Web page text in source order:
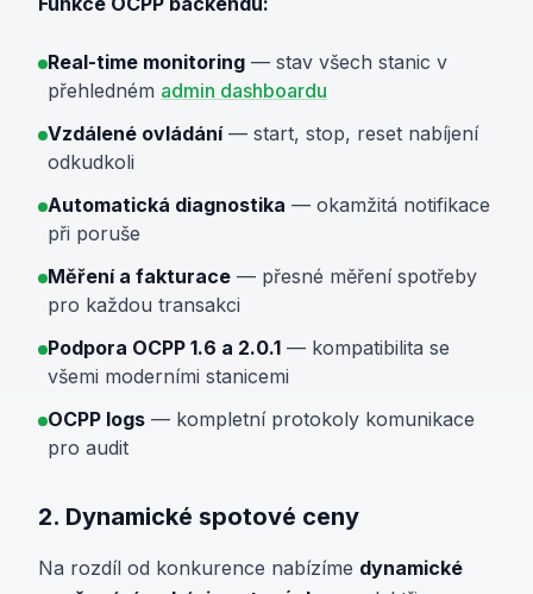
Real-time monitoring — stav všech stanic v
přehledném admin dashboardu
Vzdálené ovládání— start, stop, reset nabíjení
odkudkoli
Automatická diagnostika — okamžitá notifikace
při poruše
Měření a fakturace — přesné měření spotřeby
pro každou transakci
Podpora OCPP 1.6 a 2.0.1 — kompatibilita se
všemi moderními stanicemi
OCPP logs — kompletní protokoly komunikace
pro audit
2. Dynamické spotové ceny
Na rozdíl od konkurence nabízíme dynamické